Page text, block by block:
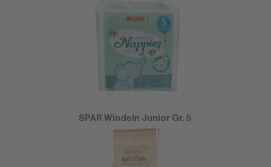
SPAR Windeln Junior Gr. 5